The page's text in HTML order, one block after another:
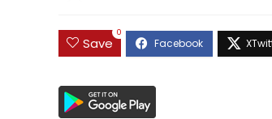
Save
0